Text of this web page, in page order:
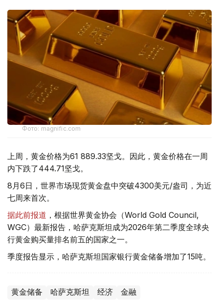
Фото: magnific.com
上周，黄金价格为61 889.33坚戈。因此，黄金价格在一周
内下跌了444.71坚戈。
8月6日，世界市场现货黄金盘中突破4300美元/盎司，为近
七周来首次。
据此前报道 ，根据世界黄金协会（World Gold Council,
WGC）最新报告，哈萨克斯坦成为2026年第二季度全球央
行黄金购买量排名前五的国家之一。
季度报告显示，哈萨克斯坦国家银行黄金储备增加了15吨。
黄金储备 哈萨克斯坦 经济 金融